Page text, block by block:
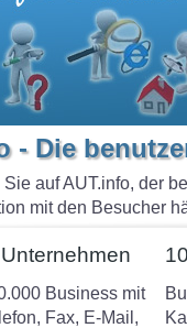
- Die
auf AUT.info, der
mit den Besucher
Business mit
Fax, E-Mail,